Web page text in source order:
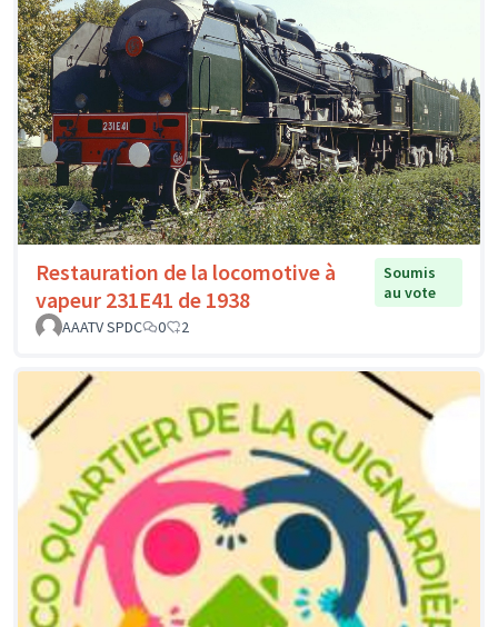
Restauration de la locomotive à
vapeur 231E41 de 1938
Soumis
au vote
AAATV SPDC
0 2